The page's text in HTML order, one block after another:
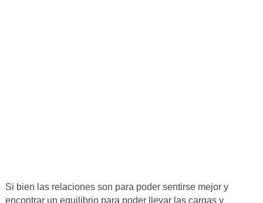
Si bien las relaciones son para poder sentirse mejor y
encontrar un equilibrio para poder llevar las cargas y